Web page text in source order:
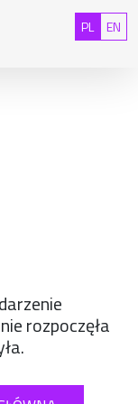
PL Polski
EN
rozpoczęła